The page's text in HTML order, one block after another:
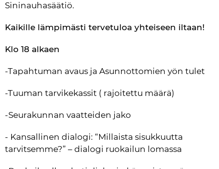
Sininauhasäätiö.
Kaikille lämpimästi tervetuloa yhteiseen iltaan!
Klo 18 alkaen
-Tapahtuman avaus ja Asunnottomien yön tulet
-Tuuman tarvikekassit ( rajoitettu määrä)
-Seurakunnan vaatteiden jako
- Kansallinen dialogi: “Millaista sisukkuutta
tarvitsemme?” – dialogi ruokailun lomassa